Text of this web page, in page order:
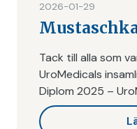
2026-01-29
Tack till alla som
UroMedicals
Diplom 2025 –
mot